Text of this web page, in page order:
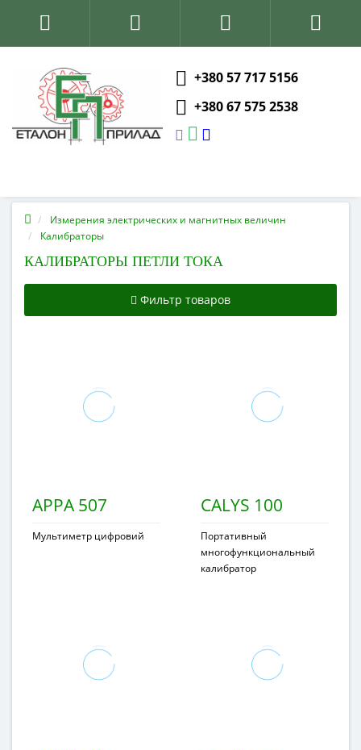
+380 57 717 5156
+380 67 575 2538
Измерения электрических и магнитных величин
Калибраторы
КАЛИБРАТОРЫ ПЕТЛИ ТОКА
Фильтр товаров
APPA 507
Мультиметр цифровий
CALYS 100
Портативный
многофункциональный
калибратор